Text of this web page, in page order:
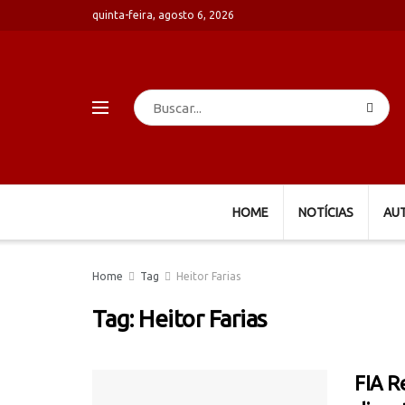
quinta-feira, agosto 6, 2026
HOME NOTÍCIAS
Home Tag Heitor Farias
Tag: Heitor Farias
FIA